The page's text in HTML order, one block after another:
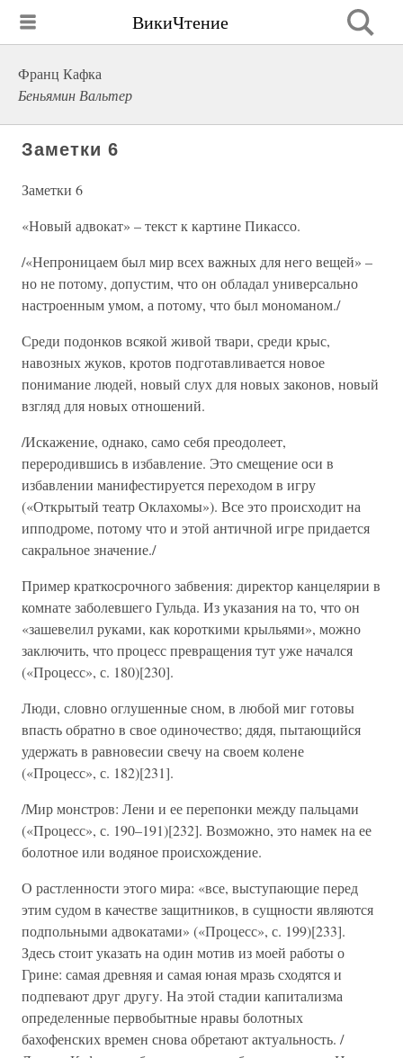
ВикиЧтение
Франц Кафка
Беньямин Вальтер
Заметки 6
Заметки 6
«Новый адвокат» – текст к картине Пикассо.
/«Непроницаем был мир всех важных для него вещей» –
но не потому, допустим, что он обладал универсально
настроенным умом, а потому, что был мономаном./
Среди подонков всякой живой твари, среди крыс,
навозных жуков, кротов подготавливается новое
понимание людей, новый слух для новых законов, новый
взгляд для новых отношений.
/Искажение, однако, само себя преодолеет,
переродившись в избавление. Это смещение оси в
избавлении манифестируется переходом в игру
(«Открытый театр Оклахомы»). Все это происходит на
ипподроме, потому что и этой античной игре придается
сакральное значение./
Пример краткосрочного забвения: директор канцелярии в
комнате заболевшего Гульда. Из указания на то, что он
«зашевелил руками, как короткими крыльями», можно
заключить, что процесс превращения тут уже начался
(«Процесс», с. 180)[230].
Люди, словно оглушенные сном, в любой миг готовы
впасть обратно в свое одиночество; дядя, пытающийся
удержать в равновесии свечу на своем колене
(«Процесс», с. 182)[231].
/Мир монстров: Лени и ее перепонки между пальцами
(«Процесс», с. 190–191)[232]. Возможно, это намек на ее
болотное или водяное происхождение.
О растленности этого мира: «все, выступающие перед
этим судом в качестве защитников, в сущности являются
подпольными адвокатами» («Процесс», с. 199)[233].
Здесь стоит указать на один мотив из моей работы о
Грине: самая древняя и самая юная мразь сходятся и
подпевают друг другу. На этой стадии капитализма
определенные первобытные нравы болотных
бахофенских времен снова обретают актуальность. /